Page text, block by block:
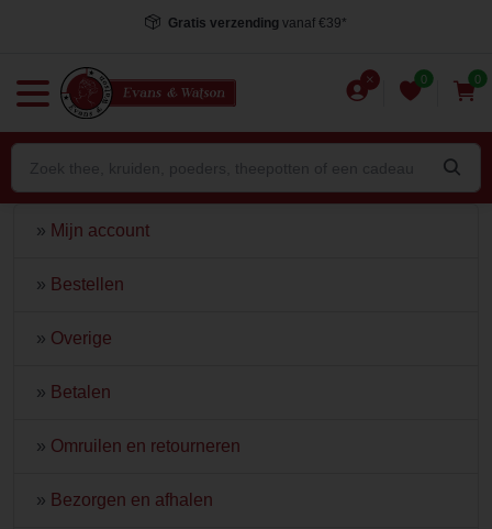
Gratis verzending vanaf €39*
0 0
» Mijn account
» Bestellen
» Overige
» Betalen
» Omruilen en retourneren
» Bezorgen en afhalen